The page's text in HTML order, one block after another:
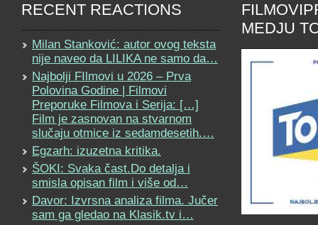
RECENT REACTIONS
Milan Stanković: autor ovog teksta
nije naveo da LILIKA ne samo da…
Najbolji FIlmovi u 2026 – Prva
Polovina Godine | Filmovi
Preporuke Filmova i Serija: […]
Film je zasnovan na stvarnom
slučaju otmice iz sedamdesetih.…
Egzarh: izuzetna kritika.
ŠOKI: Svaka čast.Do detalja i
smisla opisan film i više od…
Davor: Izvrsna analiza filma. Jučer
sam ga gledao na Klasik.tv i…
MEDJU